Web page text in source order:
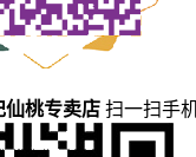
仙桃专卖店 扫一扫手